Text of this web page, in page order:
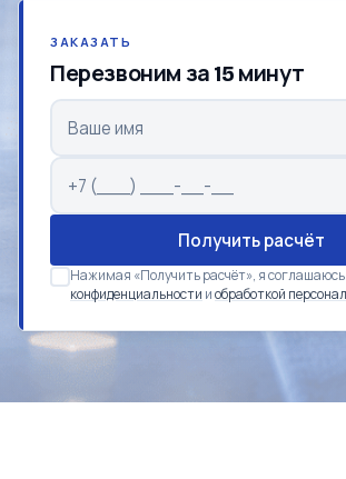
ЗАКАЗАТЬ
Перезвоним за 15 минут
Получить расчёт
Нажимая «Получить расчёт», я соглашаюсь
конфиденциальности иобработкой